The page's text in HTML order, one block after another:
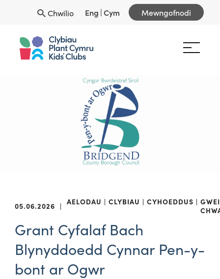
Chwilio Eng |Cym Mewngofnodi
05.06.2026 | AELODAU CLYBIAU CYHOEDDUS
Grant Cyfalaf Bach
Blynyddoedd Cynnar Pen-y-
bont ar Ogwr